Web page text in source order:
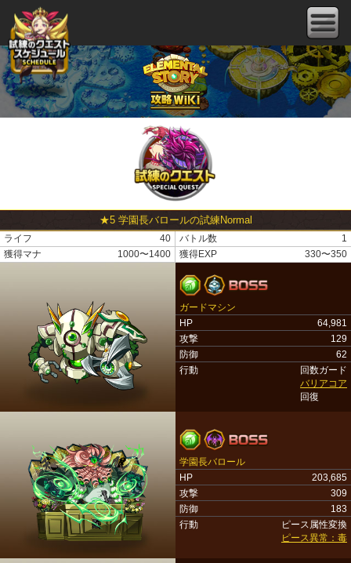
★5 学園長バロールの試練Normal
ライフ 40 バトル数
1
獲得マナ
1000〜1400 獲得EXP 330〜350
ガードマシン
HP
64,981
攻撃
129
防御
62
行動
回数ガード
バリアコア
回復
学園長バロール
HP
203,685
攻撃
309
防御
183
行動
ピース属性変換
ピース異常：毒